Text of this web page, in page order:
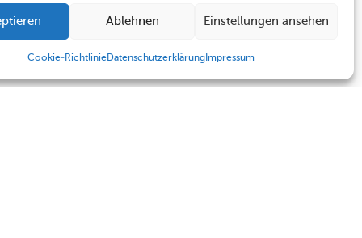
Ablehnen Einstellungen ansehen
Cookie-RichtlinieDatenschutzerklärung Impressum